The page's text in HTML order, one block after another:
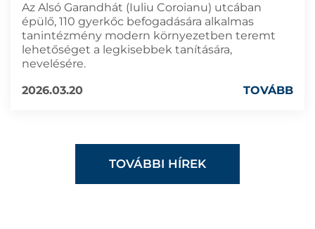
Az Alsó Garandhát (Iuliu Coroianu) utcában
épülő, 110 gyerkőc befogadására alkalmas
tanintézmény modern környezetben teremt
lehetőséget a legkisebbek tanítására,
nevelésére.
2026.03.20
TOVÁBB
TOVÁBBI HÍREK